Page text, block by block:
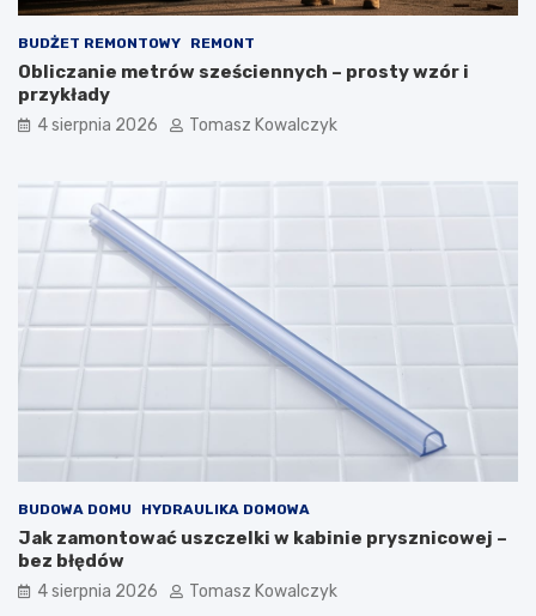
BUDŻET REMONTOWY REMONT
Obliczanie metrów sześciennych – prosty wzór i
przykłady
4 sierpnia 2026 Tomasz Kowalczyk
BUDOWA DOMU HYDRAULIKA DOMOWA
Jak zamontować uszczelki w kabinie prysznicowej –
bez błędów
4 sierpnia 2026 Tomasz Kowalczyk